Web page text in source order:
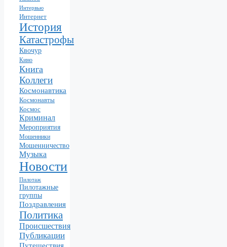
Интервью
Интернет
История
Катастрофы
Квочур
Кино
Книга
Коллеги
Космонавтика
Космонавты
Космос
Криминал
Мероприятия
Мошенники
Мошенничество
Музыка
Новости
Пилотаж
Пилотажные
группы
Поздравления
Политика
Происшествия
Публикации
Путешествия